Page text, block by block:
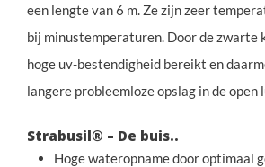
een lengte van 6 m. Ze zijn zeer
bij minustemperaturen. Door de zwarte
hoge uv-bestendigheid bereikt en
langere probleemloze opslag in de open
Strabusil® – De buis..
Hoge wateropname door optimaal